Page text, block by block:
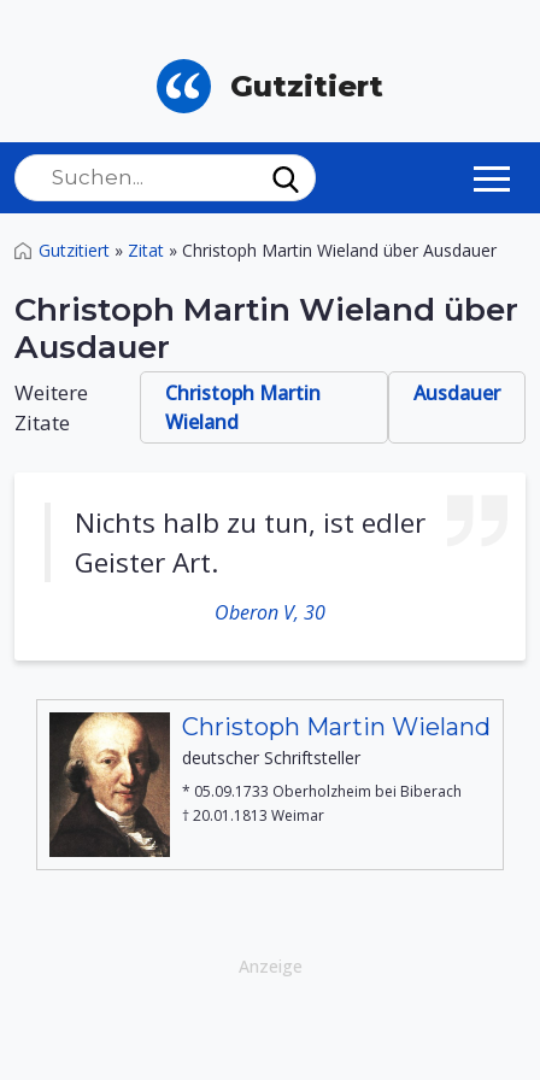
Gutzitiert
Gutzitiert » Zitat » Christoph Martin Wieland über Ausdauer
Christoph Martin Wieland über
Ausdauer
Weitere
Zitate
Christoph Martin
Wieland
Ausdauer
Nichts halb zu tun, ist edler
Geister Art.
Oberon V, 30
Christoph Martin Wieland
deutscher Schriftsteller
* 05.09.1733 Oberholzheim bei Biberach
† 20.01.1813 Weimar
Anzeige